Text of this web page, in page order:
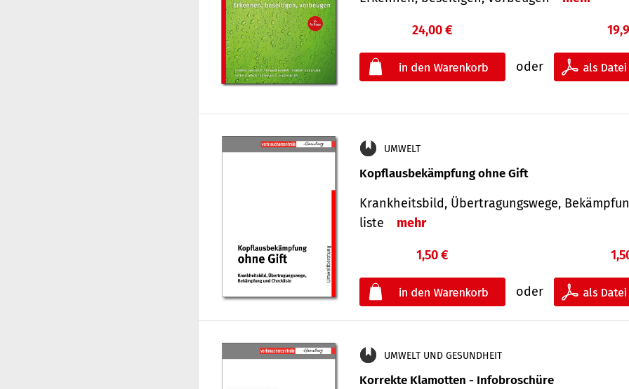
24,00 €
oder
UMWELT
Kopflausbekämpfung ohne Gift
Krankheits­bild, Übertra­gungs­wege,
liste
mehr
1,50 €
oder
UMWELT UND GESUNDHEIT
Korrekte Klamotten - Infobroschüre